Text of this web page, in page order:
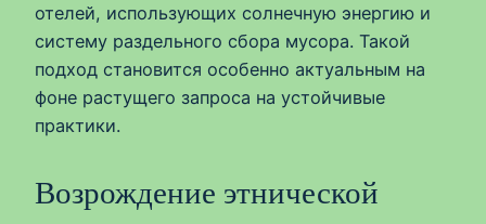
отелей, использующих солнечную энергию и
систему раздельного сбора мусора. Такой
подход становится особенно актуальным на
фоне растущего запроса на устойчивые
практики.
Возрождение этнической